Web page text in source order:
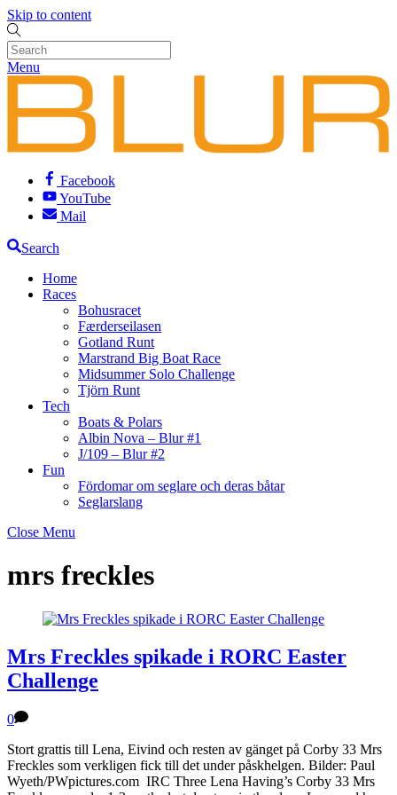
Skip to content
Menu
Facebook
YouTube
Mail
Search
Home
Races
Bohusracet
Færderseilasen
Gotland Runt
Marstrand Big Boat Race
Midsummer Solo Challenge
Tjörn Runt
Tech
Boats & Polars
Albin Nova – Blur #1
J/109 – Blur #2
Fun
Fördomar om seglare och deras båtar
Seglarslang
Close Menu
mrs freckles
Mrs Freckles spikade i RORC Easter
Challenge
0
Stort grattis till Lena, Eivind och resten av gänget på Corby 33 Mrs
Freckles som verkligen fick till det under påskhelgen. Bilder: Paul
Wyeth/PWpictures.com IRC Three Lena Having’s Corby 33 Mrs